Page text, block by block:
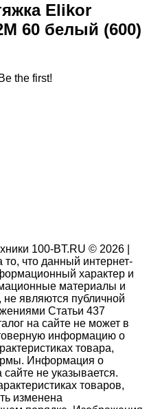
Elikor
60 белый (600)
the first!
100-BT.RU © 2026 |
что данный интернет-
характер и
материалы и
являются публичной
Статьи 437
на сайте не может в
информацию о
товара,
Информация о
не указывается.
товаров,
изменена